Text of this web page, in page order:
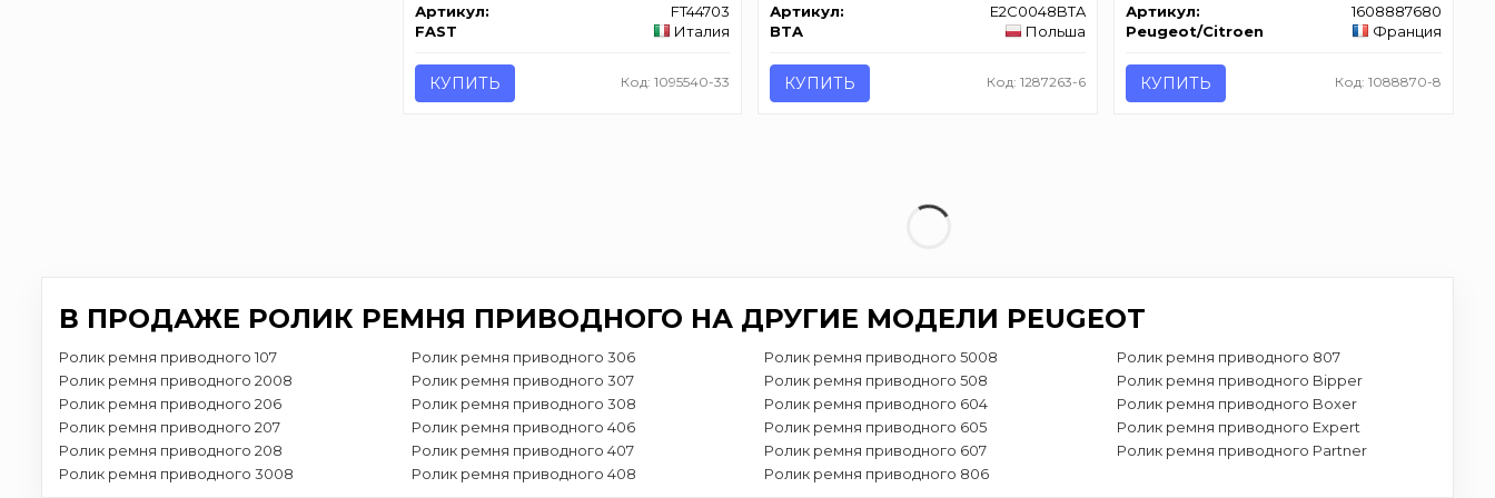
Артикул:
FT44703
FAST
Италия
КУПИТЬ Код: 1095540-33
Артикул:
E2C0048BTA
BTA
Польша
КУПИТЬ Код: 1287263-6
Артикул:
1608887680
Peugeot/Citroen
Франция
КУПИТЬ Код: 1088870-8
В ПРОДАЖЕ РОЛИК РЕМНЯ ПРИВОДНОГО НА ДРУГИЕ МОДЕЛИ PEUGEOT
Ролик ремня приводного 107
Ролик ремня приводного 2008
Ролик ремня приводного 206
Ролик ремня приводного 207
Ролик ремня приводного 208
Ролик ремня приводного 3008
Ролик ремня приводного 306
Ролик ремня приводного 307
Ролик ремня приводного 308
Ролик ремня приводного 406
Ролик ремня приводного 407
Ролик ремня приводного 408
Ролик ремня приводного 5008
Ролик ремня приводного 508
Ролик ремня приводного 604
Ролик ремня приводного 605
Ролик ремня приводного 607
Ролик ремня приводного 806
Ролик ремня приводного 807
Ролик ремня приводного Bipper
Ролик ремня приводного Boxer
Ролик ремня приводного Expert
Ролик ремня приводного Partner